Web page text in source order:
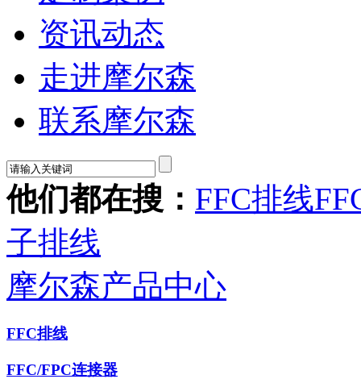
资讯动态
走进摩尔森
联系摩尔森
他们都在搜： FFC排线
子排线
摩尔森产品中心
FFC排线
FFC/FPC连接器